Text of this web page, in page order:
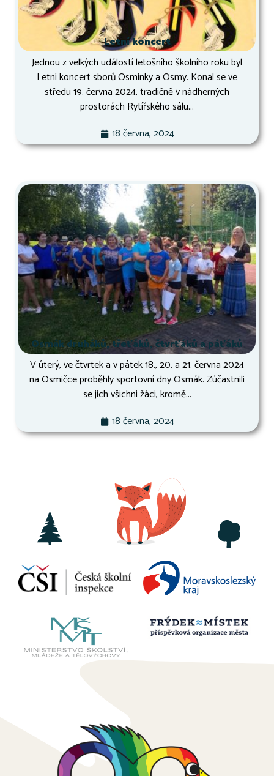
Letní koncert
Jednou z velkých událostí letošního školního roku byl
Letní koncert sborů Osminky a Osmy. Konal se ve
středu 19. června 2024, tradičně v nádherných
prostorách Rytířského sálu...
18 června, 2024
Osmák druháků, třeťáků, čtvrťáků a páťáků
V úterý, ve čtvrtek a v pátek 18., 20. a 21. června 2024
na Osmičce proběhly sportovní dny Osmák. Zúčastnili
se jich všichni žáci, kromě...
18 června, 2024